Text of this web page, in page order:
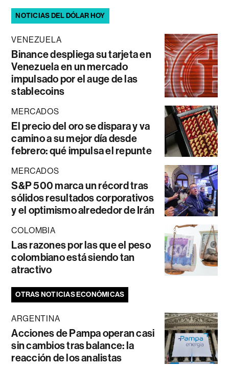
NOTICIAS DEL DÓLAR HOY
VENEZUELA
Binance despliega su tarjeta en
Venezuela en un mercado
impulsado por el auge de las
stablecoins
MERCADOS
El precio del oro se dispara y va
camino a su mejor día desde
febrero: qué impulsa el repunte
MERCADOS
S&P 500 marca un récord tras
sólidos resultados corporativos
y el optimismo alrededor de Irán
COLOMBIA
Las razones por las que el peso
colombiano está siendo tan
atractivo
OTRAS NOTICIAS ECONÓMICAS
ARGENTINA
Acciones de Pampa operan casi
sin cambios tras balance: la
reacción de los analistas